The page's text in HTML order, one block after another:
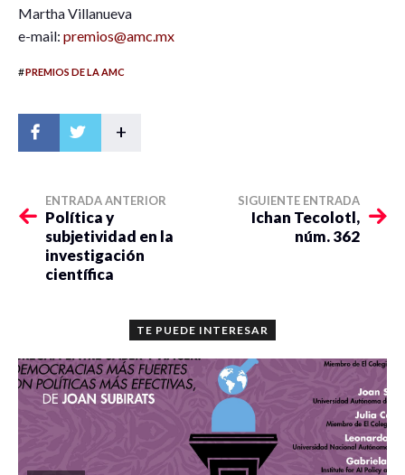
Martha Villanueva
e-mail: premios@amc.mx
#PREMIOS DE LA AMC
+
ENTRADA ANTERIOR
Política y
subjetividad en la
investigación
científica
SIGUIENTE ENTRADA
Ichan Tecolotl,
núm. 362
TE PUEDE INTERESAR